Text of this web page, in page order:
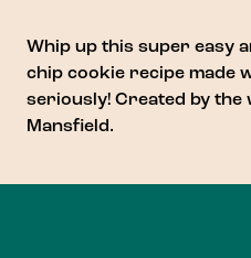
Whip up this super easy
chip cookie recipe made
seriously! Created by the
Mansfield.